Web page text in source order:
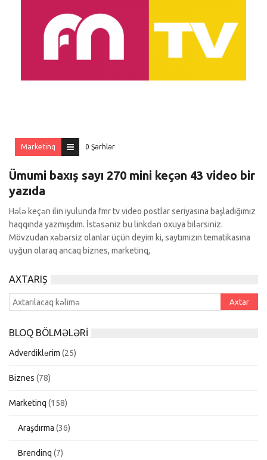
Marketinq 0 Şərhlər
Ümumi baxış sayı 270 mini keçən 43 video bir
yazıda
Hələ keçən ilin iyulunda fmr tv video postlar seriyasına başladığımız
haqqında yazmışdım. İstəsəniz bu linkdən oxuya bilərsiniz.
Mövzudan xəbərsiz olanlar üçün deyim ki, saytımızın tematikasına
uyğun olaraq ancaq biznes, marketinq,
AXTARIŞ
BLOQ BÖLMƏLƏRI
Adverdiklərim (25)
Biznes (78)
Marketinq (158)
Araşdırma (36)
Brendinq (7)